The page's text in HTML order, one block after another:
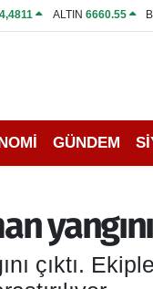
ALTIN 6660.55
GÜNDEM
çıktı.